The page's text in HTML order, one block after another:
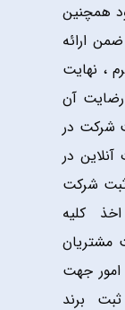
همچنین
ارائه
، نهایت
آن
شرکت در
در
شرکت
کلیه
مشتریان
امور جهت
برند